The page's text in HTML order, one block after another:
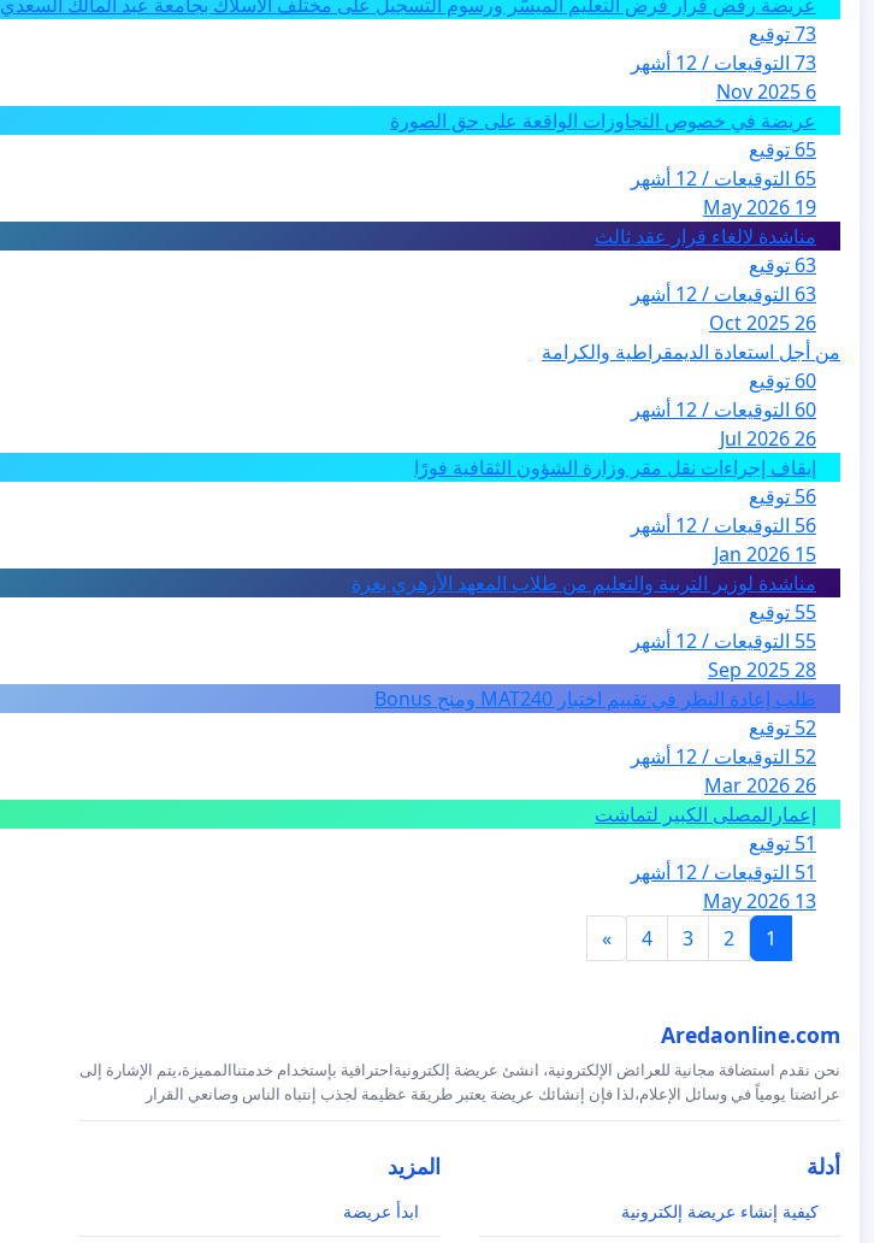
عريضة رفض قرار فرض التعليم الميسّر ورسوم التسجيل على مختلف الأسلاك بجامعة عبد المالك السعدي
73 توقيع
73 التوقيعات / 12 أشهر
6 Nov 2025
عريضة في خصوص التجاوزات الواقعة على حق الصورة
65 توقيع
65 التوقيعات / 12 أشهر
19 May 2026
مناشدة لالغاء قرار عقد ثالث
63 توقيع
63 التوقيعات / 12 أشهر
26 Oct 2025
من أجل استعادة الديمقراطية والكرامة
60 توقيع
60 التوقيعات / 12 أشهر
26 Jul 2026
إيقاف إجراءات نقل مقر وزارة الشؤون الثقافية فورًا
56 توقيع
56 التوقيعات / 12 أشهر
15 Jan 2026
مناشدة لوزير التربية والتعليم من طلاب المعهد الأزهري بغزة
55 توقيع
55 التوقيعات / 12 أشهر
28 Sep 2025
طلب إعادة النظر في تقييم اختبار MAT240 ومنح Bonus
52 توقيع
52 التوقيعات / 12 أشهر
26 Mar 2026
إعمارالمصلى الكبير لتماشت
51 توقيع
51 التوقيعات / 12 أشهر
13 May 2026
1
2
3
4
»
Aredaonline.com
نحن نقدم استضافة مجانية للعرائض الإلكترونية، انشئ عريضة إلكترونيةاحترافية بإستخدام خدمتناالمميزة،يتم الإشارة إلى
عرائضنا يومياً في وسائل الإعلام،لذا فإن إنشائك عريضة يعتبر طريقة عظيمة لجذب إنتباه الناس وصانعي القرار
أدلة
كيفية إنشاء عريضة إلكترونية
المزيد
ابدأ عريضة